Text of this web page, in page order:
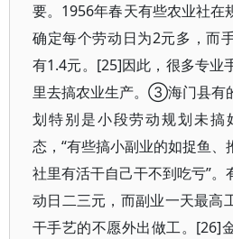
要。1956年春天有些农业社在
确定每个劳动日为2元多，而
有1.4元。[25]因此，很多专业
里去搞农业生产。③海门县有
划特别是小段劳动规划未搞
态，“有些搞小副业的如捉鱼
社里有活干自己干不到吃亏”
动日二三元，而副业一天最高
干手艺的不愿外出做工。[26]